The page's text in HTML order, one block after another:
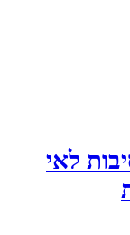
לאי